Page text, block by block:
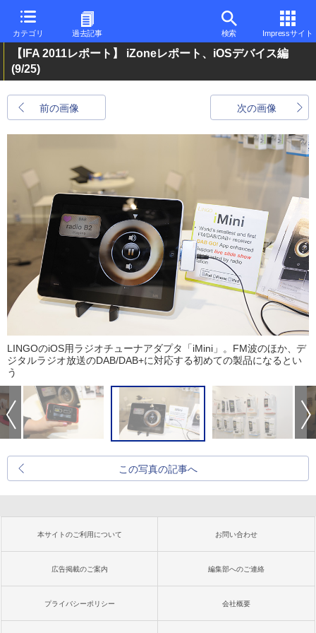
カテゴリ 過去記事 検索 Impressサイト
【IFA 2011レポート】 iZoneレポート、iOSデバイス編
(9/25)
前の画像 次の画像
LINGOのiOS用ラジオチューナアダプタ「iMini」。FM波のほか、デ
ジタルラジオ放送のDAB/DAB+に対応する初めての製品になるとい
う
この写真の記事へ
本サイトのご利用について お問い合わせ
広告掲載のご案内 編集部へのご連絡
プライバシーポリシー 会社概要